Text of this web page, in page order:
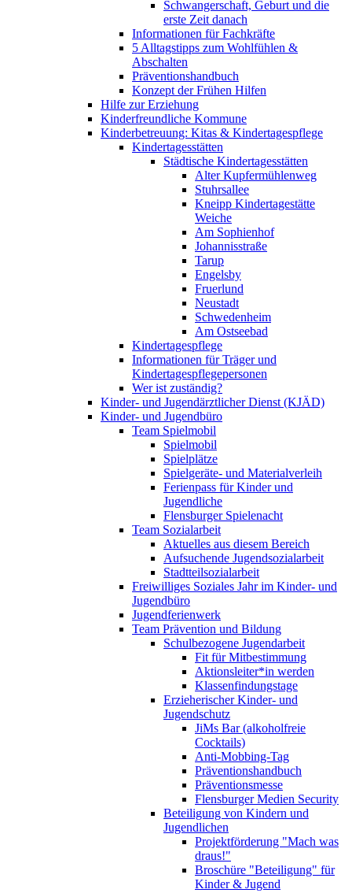
Schwangerschaft, Geburt und die
erste Zeit danach
Informationen für Fachkräfte
5 Alltagstipps zum Wohlfühlen &
Abschalten
Präventionshandbuch
Konzept der Frühen Hilfen
Hilfe zur Erziehung
Kinderfreundliche Kommune
Kinderbetreuung: Kitas & Kindertagespflege
Kindertagesstätten
Städtische Kindertagesstätten
Alter Kupfermühlenweg
Stuhrsallee
Kneipp Kindertagestätte
Weiche
Am Sophienhof
Johannisstraße
Tarup
Engelsby
Fruerlund
Neustadt
Schwedenheim
Am Ostseebad
Kindertagespflege
Informationen für Träger und
Kindertagespflegepersonen
Wer ist zuständig?
Kinder- und Jugendärztlicher Dienst (KJÄD)
Kinder- und Jugendbüro
Team Spielmobil
Spielmobil
Spielplätze
Spielgeräte- und Materialverleih
Ferienpass für Kinder und
Jugendliche
Flensburger Spielenacht
Team Sozialarbeit
Aktuelles aus diesem Bereich
Aufsuchende Jugendsozialarbeit
Stadtteilsozialarbeit
Freiwilliges Soziales Jahr im Kinder- und
Jugendbüro
Jugendferienwerk
Team Prävention und Bildung
Schulbezogene Jugendarbeit
Fit für Mitbestimmung
Aktionsleiter*in werden
Klassenfindungstage
Erzieherischer Kinder- und
Jugendschutz
JiMs Bar (alkoholfreie
Cocktails)
Anti-Mobbing-Tag
Präventionshandbuch
Präventionsmesse
Flensburger Medien Security
Beteiligung von Kindern und
Jugendlichen
Projektförderung "Mach was
draus!"
Broschüre "Beteiligung" für
Kinder & Jugend